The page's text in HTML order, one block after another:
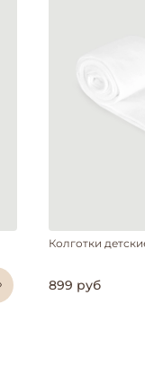
Колготки
899 руб